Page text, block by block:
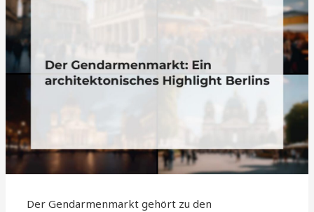
Der Gendarmenmarkt gehört zu den